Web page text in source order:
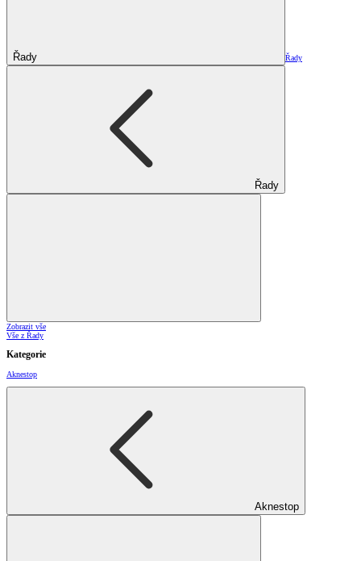
Řady Řady
Řady
Zobrazit vše
Vše z Řady
Kategorie
Aknestop
Aknestop